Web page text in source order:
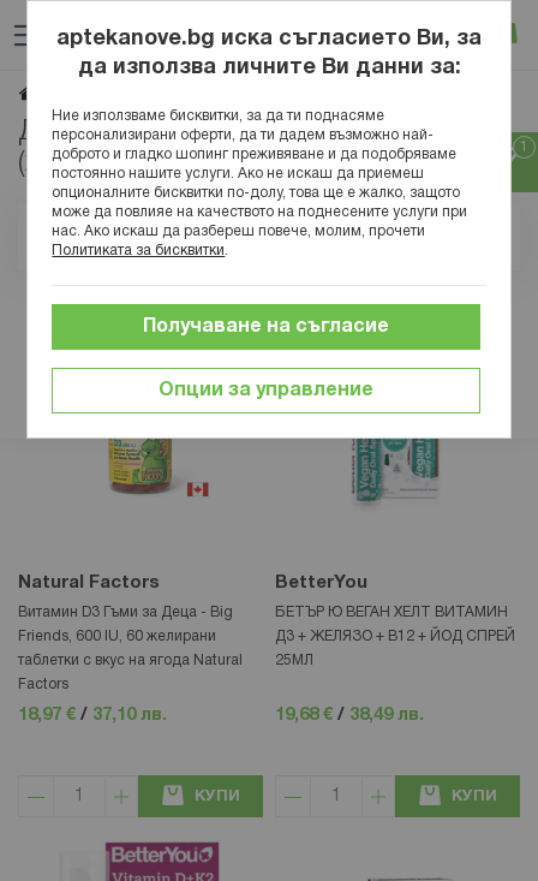
към
съдържанието
Вход
Добавки с Витмин Д3
(холекалциферол)
Позиция
Natural Factors
Витамин D3 Гъми за Деца - Big
Friends, 600 IU, 60 желирани
таблетки с вкус на ягода Natural
Factors
18,97 € / 37,10 лв.
КУПИ
BetterYou
БЕТЪР Ю ВЕГАН ХЕЛТ ВИТАМИН
Д3 + ЖЕЛЯЗО + B12 + ЙОД СПРЕЙ
25МЛ
19,68 € / 38,49 лв.
КУПИ
aptekanove.bg иска съгласието Ви, за
да използва личните Ви данни за:
Ние използваме бисквитки, за да ти поднасяме
персонализирани оферти, да ти дадем възможно най-
доброто и гладко шопинг преживяване и да подобряваме
постоянно нашите услуги. Ако не искаш да приемеш
опционалните бисквитки по-долу, това ще е жалко, защото
може да повлияе на качеството на поднесените услуги при
нас. Ако искаш да разбереш повече, молим, прочети
Политиката за бисквитки
Опции за управление
Получаване на съгласие